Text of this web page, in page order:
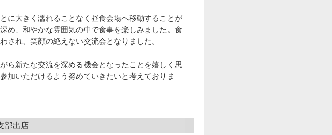
に大きく濡れることなく昼食会場へ移動することが
め、和やかな雰囲気の中で食事を楽しみました。食
れ、笑顔の絶えない交流会となりました。
ら新たな交流を深める機会となったことを嬉しく思
加いただけるよう努めていきたいと考えておりま
部出店